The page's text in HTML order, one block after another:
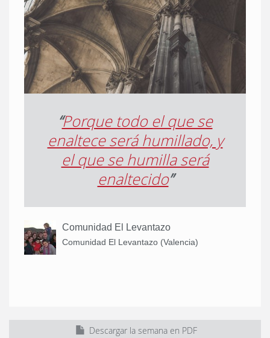
“Porque todo el que se
enaltece será humillado, y
el que se humilla será
enaltecido”
Comunidad El Levantazo
Comunidad El Levantazo (Valencia)
Descargar la semana en PDF